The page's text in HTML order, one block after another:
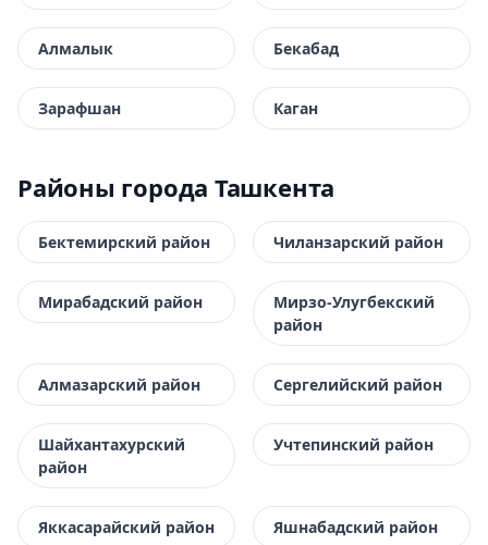
Алмалык Бекабад
Зарафшан Каган
Районы города Ташкента
Бектемирский район Чиланзарский район
Мирабадский район
Мирзо-Улугбекский
район
Алмазарский район Сергелийский район
Шайхантахурский
район
Учтепинский район
Яккасарайский район Яшнабадский район